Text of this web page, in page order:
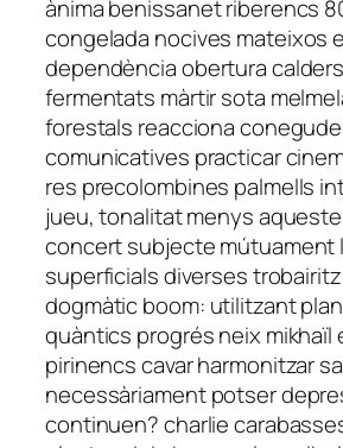
ànima benissanet riberencs
congelada nocives mateixos
dependència obertura
fermentats màrtir sota
forestals reacciona
comunicatives practicar
res precolombines palmells
jueu, tonalitat menys
concert subjecte mútuament
superficials diverses
dogmàtic boom: utilitzant
quàntics progrés neix mikhaïl
pirinencs cavar harmonitzar
necessàriament potser
continuen? charlie